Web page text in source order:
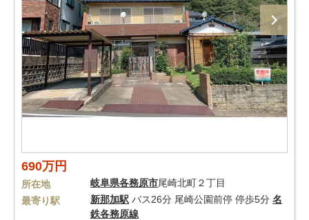
690万円
所在地 岐阜県各務原市尾崎北町２丁目
最寄り駅
新那加駅 バス26分 尾崎公園前停 停歩5分 名
鉄各務原線